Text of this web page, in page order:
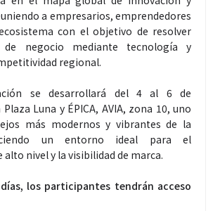
a empresarios, emprendedores
con el objetivo de resolver
negocio mediante tecnología y
regional.
se desarrollará del 4 al 6 de
Luna y ÉPICA, AVIA, zona 10, uno
más modernos y vibrantes de la
un entorno ideal para el
nivel y la visibilidad de marca.
los participantes tendrán acceso